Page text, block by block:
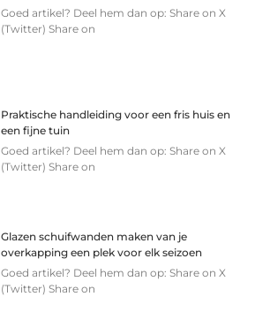
Goed artikel? Deel hem dan op: Share on X
(Twitter) Share on
Praktische handleiding voor een fris huis en
een fijne tuin
Goed artikel? Deel hem dan op: Share on X
(Twitter) Share on
Glazen schuifwanden maken van je
overkapping een plek voor elk seizoen
Goed artikel? Deel hem dan op: Share on X
(Twitter) Share on